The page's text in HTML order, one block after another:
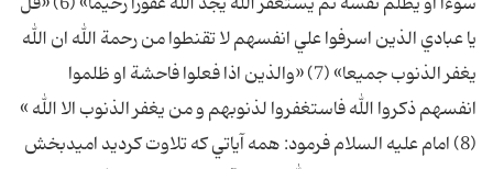
يا عبادي الذين اسرفوا علي انفسهم لا تقنطوا من رحمة الله ان الله
يغفر الذنوب جميعا» (7) «والذين اذا فعلوا فاحشة او ظلموا
انفسهم ذکروا الله فاستغفروا لذنوبهم و من يغفر الذنوب الا الله »
(8) امام عليه السلام فرمود: همه آياتي که تلاوت کرديد اميدبخش